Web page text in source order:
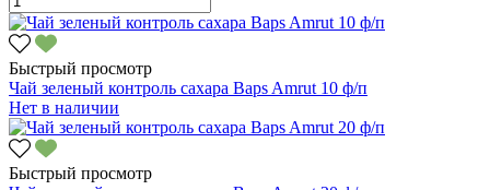
Быстрый просмотр
Чай зеленый контроль сахара Baps Amrut 10 ф/п
Нет в наличии
Быстрый просмотр